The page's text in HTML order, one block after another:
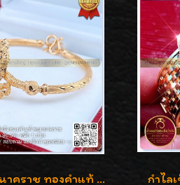
กำไลพญานาคราช ทองคำแท้ 96.5% น้ำหนัก 1 บาท เสริมสิริมงคล